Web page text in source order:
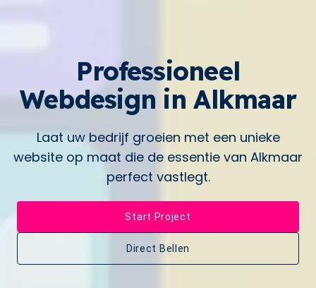
Professioneel
Webdesign inAlkmaar
Laat uw bedrijf groeien met een unieke
website op maat die de essentie van Alkmaar
perfect vastlegt.
Start Project
Direct Bellen